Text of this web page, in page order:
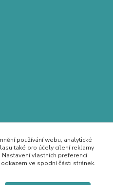
používání webu, analytické
také pro účely cílení reklamy
vlastních preferencí
ve spodní části stránek.